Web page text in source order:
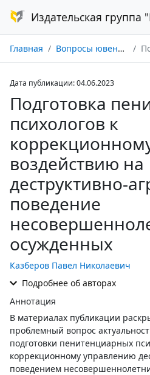
Издательская
Главная Вопросы ювенальной юстиции № 02/2023 Подготовка
Дата публикации: 04.06.2023
Подготовка
психологов к
воздействию на
деструктивно-
поведение
осужденных
Казберов Павел Николаевич
Подробнее об авторах
Аннотация
В материалах публикации
проблемный вопрос
подготовки пенитенциарных
коррекционному управлению
поведением